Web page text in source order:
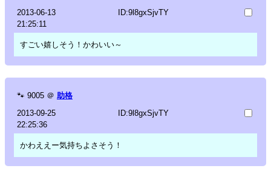
2013-06-13
21:25:11
ID:9l8gxSjvTY
すごい嬉しそう！かわいい～
🐾 9005 ＠ 助格
2013-09-25
22:25:36
ID:9l8gxSjvTY
かわええー気持ちよさそう！